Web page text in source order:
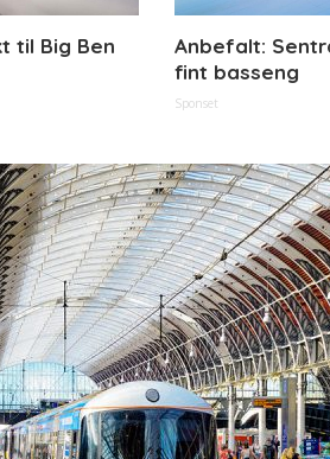
til Big Ben
Anbefalt:
fint basseng
Sponset